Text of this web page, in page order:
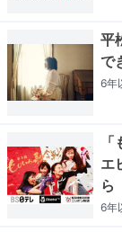
平
で
6年
エ
ら
6年